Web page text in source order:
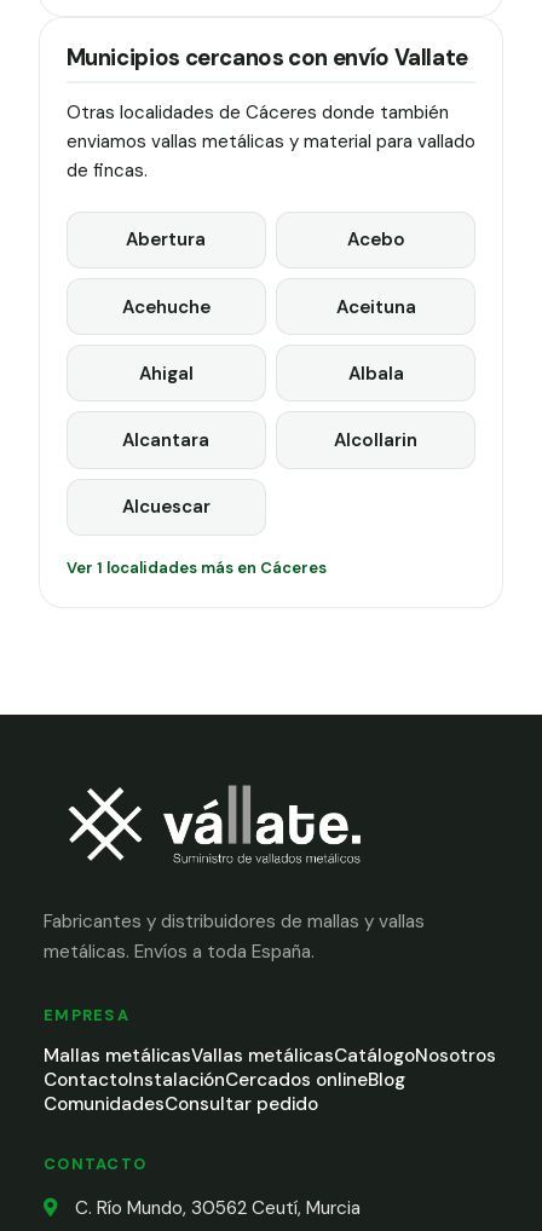
Municipios cercanos con envío Vallate
Otras localidades de Cáceres donde también
enviamos vallas metálicas y material para vallado
de fincas.
Abertura Acebo
Acehuche Aceituna
Ahigal Albala
Alcantara Alcollarin
Alcuescar
Ver 1 localidades más en Cáceres
Fabricantes y distribuidores de mallas y vallas
metálicas. Envíos a toda España.
EMPRESA
Mallas metálicasVallas metálicasCatálogoNosotros
ContactoInstalaciónCercados onlineBlog
ComunidadesConsultar pedido
CONTACTO
C. Río Mundo, 30562 Ceutí, Murcia